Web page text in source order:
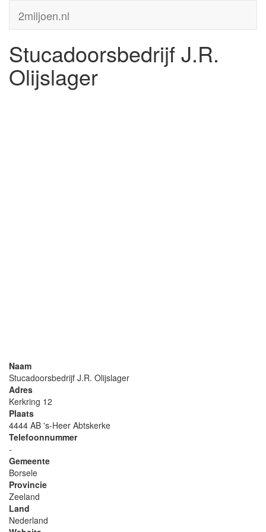
2miljoen.nl
Stucadoorsbedrijf J.R.
Olijslager
Naam
Stucadoorsbedrijf J.R. Olijslager
Adres
Kerkring 12
Plaats
4444 AB 's-Heer Abtskerke
Telefoonnummer
-
Gemeente
Borsele
Provincie
Zeeland
Land
Nederland